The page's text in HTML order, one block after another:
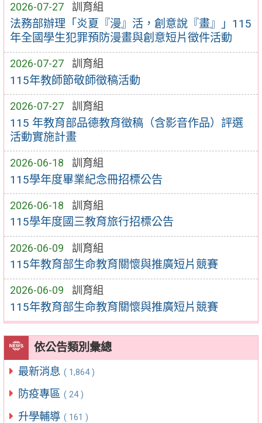
2026-07-27 訓育組
法務部辦理「炎夏『漫』活，創意說『畫』」115
年全國學生犯罪預防漫畫與創意短片徵件活動
2026-07-27 訓育組
115年教師節敬師徵稿活動
2026-07-27 訓育組
115 年教育部品德教育徵稿（含影音作品）評選
活動實施計畫
2026-06-18 訓育組
115學年度畢業紀念冊招標公告
2026-06-18 訓育組
115學年度國三教育旅行招標公告
2026-06-09 訓育組
115年教育部生命教育關懷與推廣短片競賽
2026-06-09 訓育組
115年教育部生命教育關懷與推廣短片競賽
依公告類別彙總
最新消息 ( 1,864 )
防疫專區 ( 24 )
升學輔導 ( 161 )